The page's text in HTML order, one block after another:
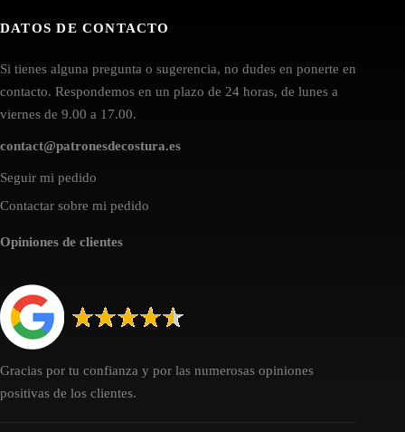
DATOS DE CONTACTO
Si tienes alguna pregunta o sugerencia, no dudes en ponerte en
contacto. Respondemos en un plazo de 24 horas, de lunes a
viernes de 9.00 a 17.00.
contact@patronesdecostura.es
Seguir mi pedido
Contactar sobre mi pedido
Opiniones de clientes
Gracias por tu confianza y por las numerosas opiniones
positivas de los clientes.